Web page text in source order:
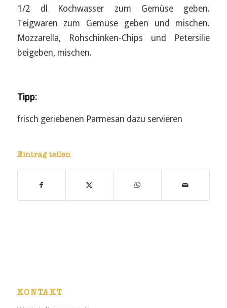
1/2 dl Kochwasser zum Gemüse geben.
Teigwaren zum Gemüse geben und mischen.
Mozzarella, Rohschinken-Chips und Petersilie
beigeben, mischen.
Tipp:
frisch geriebenen Parmesan dazu servieren
Eintrag teilen
KONTAKT